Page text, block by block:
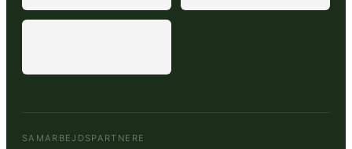
SAMARBEJDSPARTNERE